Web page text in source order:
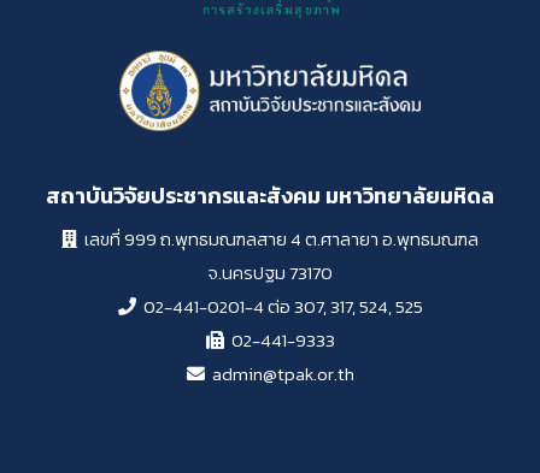
สถาบันวิจัยประชากรและสังคม มหาวิทยาลัยมหิดล
เลขที่ 999 ถ.พุทธมณฑลสาย 4 ต.ศาลายา อ.พุทธมณฑล
จ.นครปฐม 73170
02-441-0201-4 ต่อ 307, 317, 524, 525
02-441-9333
admin@tpak.or.th